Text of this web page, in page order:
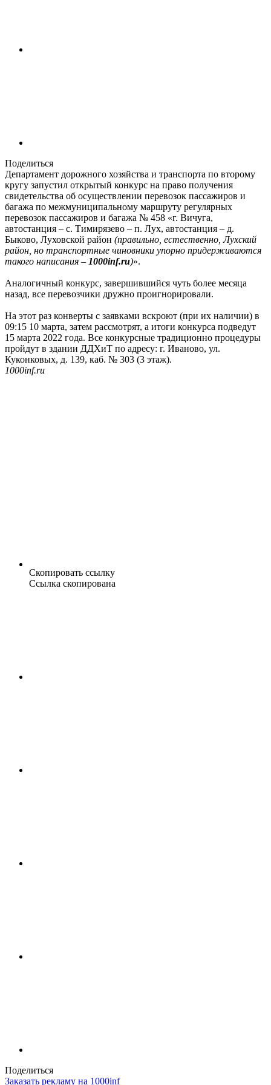
Поделиться
Департамент дорожного хозяйства и транспорта по второму
кругу запустил открытый конкурс на право получения
свидетельства об осуществлении перевозок пассажиров и
багажа по межмуниципальному маршруту регулярных
перевозок пассажиров и багажа № 458 «г. Вичуга,
автостанция – с. Тимирязево – п. Лух, автостанция – д.
Быково, Луховской район (правильно, естественно, Лухский
район, но транспортные чиновники упорно придерживаются
такого написания – 1000inf.ru)».
Аналогичный конкурс, завершившийся чуть более месяца
назад, все перевозчики дружно проигнорировали.
На этот раз конверты с заявками вскроют (при их наличии) в
09:15 10 марта, затем рассмотрят, а итоги конкурса подведут
15 марта 2022 года. Все конкурсные традиционно процедуры
пройдут в здании ДДХиТ по адресу: г. Иваново, ул.
Куконковых, д. 139, каб. № 303 (3 этаж).
1000inf.ru
Скопировать ссылку
Ссылка скопирована
Поделиться
Заказать рекламу на 1000inf